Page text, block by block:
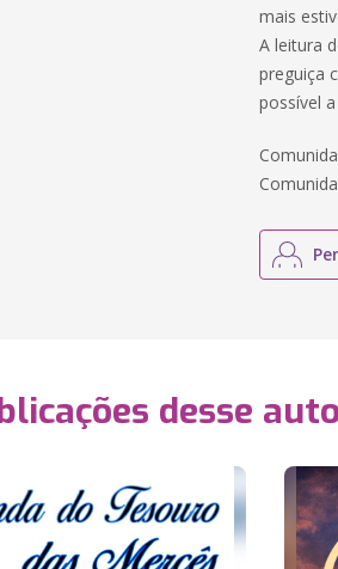
mais
A leitura
preguiça
possível
desse